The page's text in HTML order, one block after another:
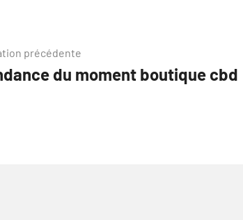
précédente
du moment boutique cbd